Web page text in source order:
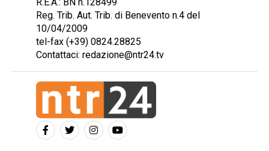
Reg. Trib. Aut. Trib. di Benevento n.4 del
10/04/2009
tel-fax (+39) 0824.28825
Contattaci: redazione@ntr24.tv